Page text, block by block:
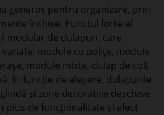
generos pentru organizare, prin
închise. Punctul forte al
modular de dulapuri, care
module cu polițe, module
module mixte, dulap de colț
În funcție de alegere, dulapurile
și zone decorative deschise
plus de funcționalitate și efect